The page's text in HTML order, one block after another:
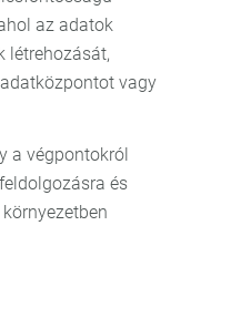
az adatok
létrehozását,
vagy
a végpontokról
és